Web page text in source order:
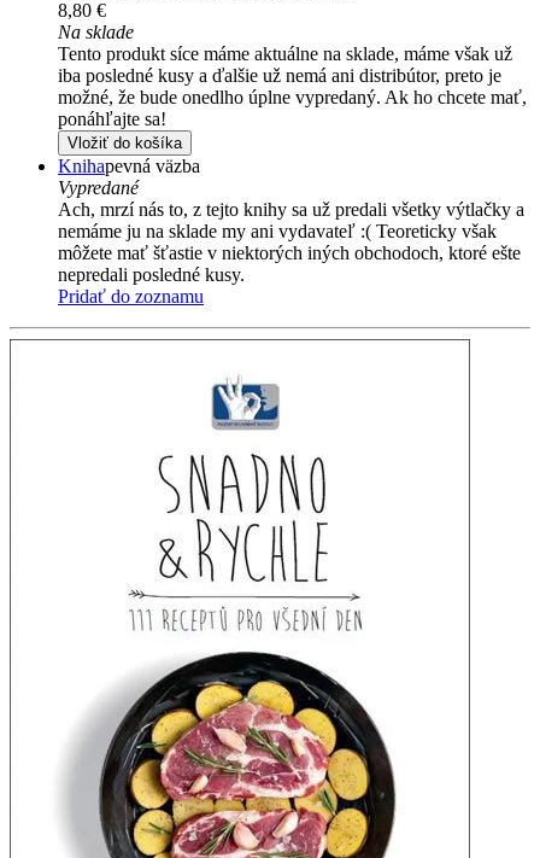
8,80 €
Na sklade
Tento produkt síce máme aktuálne na sklade, máme však už
iba posledné kusy a ďalšie už nemá ani distribútor, preto je
možné, že bude onedlho úplne vypredaný. Ak ho chcete mať,
ponáhľajte sa!
Vložiť do košíka
Knihapevná väzba
Vypredané
Ach, mrzí nás to, z tejto knihy sa už predali všetky výtlačky a
nemáme ju na sklade my ani vydavateľ :( Teoreticky však
môžete mať šťastie v niektorých iných obchodoch, ktoré ešte
nepredali posledné kusy.
Pridať do zoznamu